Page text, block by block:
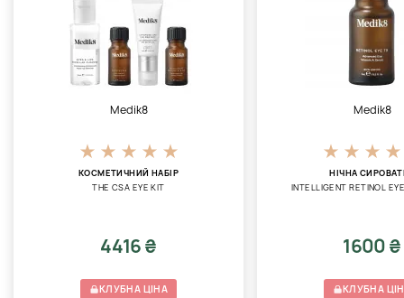
Medik8
КОСМЕТИЧНИЙ НАБІР
THE CSA EYE KIT
4416 ₴
КЛУБНА ЦІНА
Medik8
НІЧНА
INTELLIGENT RETINOL
1600 ₴
КЛУБНА